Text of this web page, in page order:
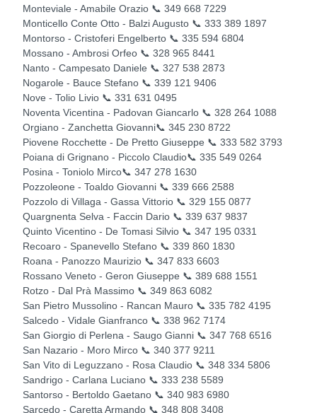
Monteviale - Amabile Orazio 📞 349 668 7229
Monticello Conte Otto - Balzi Augusto 📞 333 389 1897
Montorso - Cristoferi Engelberto 📞 335 594 6804
Mossano - Ambrosi Orfeo 📞 328 965 8441
Nanto - Campesato Daniele 📞 327 538 2873
Nogarole - Bauce Stefano 📞 339 121 9406
Nove - Tolio Livio 📞 331 631 0495
Noventa Vicentina - Padovan Giancarlo 📞 328 264 1088
Orgiano - Zanchetta Giovanni📞 345 230 8722
Piovene Rocchette - De Pretto Giuseppe 📞 333 582 3793
Poiana di Grignano - Piccolo Claudio📞 335 549 0264
Posina - Toniolo Mirco📞 347 278 1630
Pozzoleone - Toaldo Giovanni 📞 339 666 2588
Pozzolo di Villaga - Gassa Vittorio 📞 329 155 0877
Quargnenta Selva - Faccin Dario 📞 339 637 9837
Quinto Vicentino - De Tomasi Silvio 📞 347 195 0331
Recoaro - Spanevello Stefano 📞 339 860 1830
Roana - Panozzo Maurizio 📞 347 833 6603
Rossano Veneto - Geron Giuseppe 📞 389 688 1551
Rotzo - Dal Prà Massimo 📞 349 863 6082
San Pietro Mussolino - Rancan Mauro 📞 335 782 4195
Salcedo - Vidale Gianfranco 📞 338 962 7174
San Giorgio di Perlena - Saugo Gianni 📞 347 768 6516
San Nazario - Moro Mirco 📞 340 377 9211
San Vito di Leguzzano - Rosa Claudio 📞 348 334 5806
Sandrigo - Carlana Luciano 📞 333 238 5589
Santorso - Bertoldo Gaetano 📞 340 983 6980
Sarcedo - Caretta Armando 📞 348 808 3408